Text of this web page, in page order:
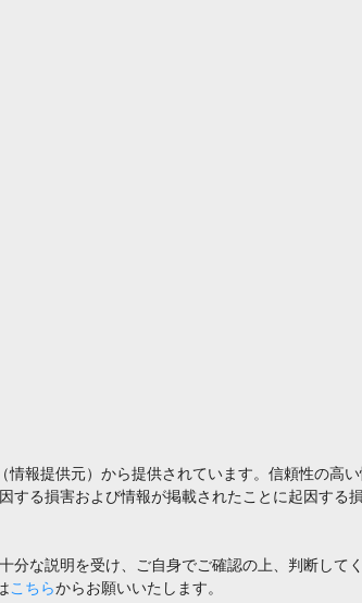
報提供元）から提供されています。信頼性の高
る損害および情報が掲載されたことに起因する
な説明を受け、ご自身でご確認の上、判断してく
こちらからお願いいたします。